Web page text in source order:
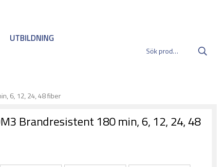
UTBILDNING
6, 12, 24, 48 fiber
Brandresistent 180 min, 6, 12, 24, 48